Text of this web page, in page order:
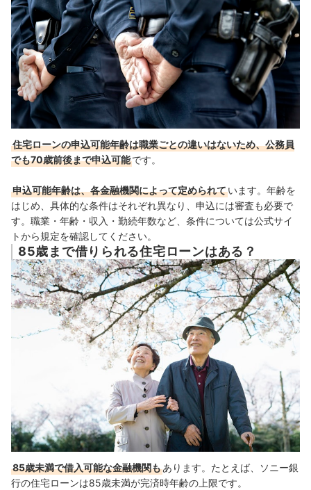
住宅ローンの申込可能年齢は職業ごとの違いはないため、公務員
でも70歳前後まで申込可能です。
申込可能年齢は、各金融機関によって定められています。年齢を
はじめ、具体的な条件はそれぞれ異なり、申込には審査も必要で
す。職業・年齢・収入・勤続年数など、条件については公式サイ
トから規定を確認してください。
85歳まで借りられる住宅ローンはある？
85歳未満で借入可能な金融機関もあります。たとえば、ソニー銀
行の住宅ローンは85歳未満が完済時年齢の上限です。